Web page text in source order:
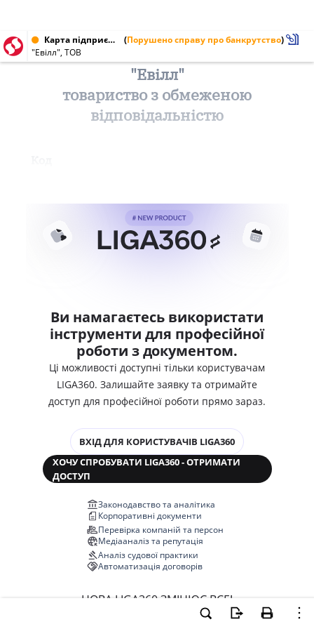
Карта підприємства від 30.05.1998 (Порушено справу про банкрутство)
"Евілл", ТОВ
"Евілл"
товариство з обмеженою
відповідальністю
Ви намагаєтесь використати
інструменти для професійної
роботи з документом.
Ці можливості доступні тільки користувачам
LIGA360. Залишайте заявку та отримайте
доступ для професійної роботи прямо зараз.
ВХІД ДЛЯ КОРИСТУВАЧІВ LIGA360
ХОЧУ СПРОБУВАТИ LIGA360 - ОТРИМАТИ
ДОСТУП
Законодавство та аналітика
Корпоративні документи
Перевірка компаній та персон
Медіааналіз та репутація
Аналіз судової практики
Автоматизація договорів
НОВА LIGA360 ЗМІНЮЄ ВСЕ!